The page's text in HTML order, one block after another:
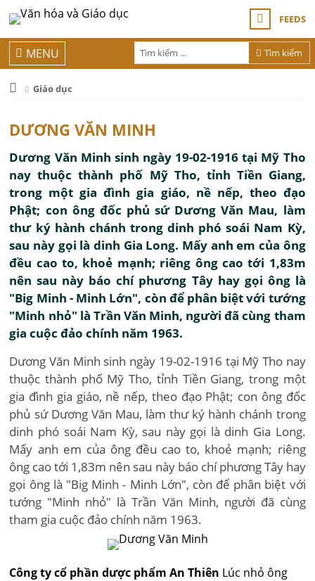
FEEDS
Tìm kiếm
MENU
Giáo dục
DƯƠNG VĂN MINH
Dương Văn Minh sinh ngày 19-02-1916 tại Mỹ Tho
nay thuộc thành phố Mỹ Tho, tỉnh Tiền Giang,
trong một gia đình gia giáo, nề nếp, theo đạo
Phật; con ông đốc phủ sứ Dương Văn Mau, làm
thư ký hành chánh trong dinh phó soái Nam Kỳ,
sau này gọi là dinh Gia Long. Mấy anh em của ông
đều cao to, khoẻ mạnh; riêng ông cao tới 1,83m
nên sau này báo chí phương Tây hay gọi ông là
"Big Minh - Minh Lớn", còn để phân biệt với tướng
"Minh nhỏ" là Trần Văn Minh, người đã cùng tham
gia cuộc đảo chính năm 1963.
Dương Văn Minh sinh ngày 19-02-1916 tại Mỹ Tho nay
thuộc thành phố Mỹ Tho, tỉnh Tiền Giang, trong một
gia đình gia giáo, nề nếp, theo đạo Phật; con ông đốc
phủ sứ Dương Văn Mau, làm thư ký hành chánh trong
dinh phó soái Nam Kỳ, sau này gọi là dinh Gia Long.
Mấy anh em của ông đều cao to, khoẻ mạnh; riêng
ông cao tới 1,83m nên sau này báo chí phương Tây hay
gọi ông là "Big Minh - Minh Lớn", còn để phân biệt với
tướng "Minh nhỏ" là Trần Văn Minh, người đã cùng
tham gia cuộc đảo chính năm 1963.
Công ty cổ phần dược phẩm An Thiên Lúc nhỏ ông